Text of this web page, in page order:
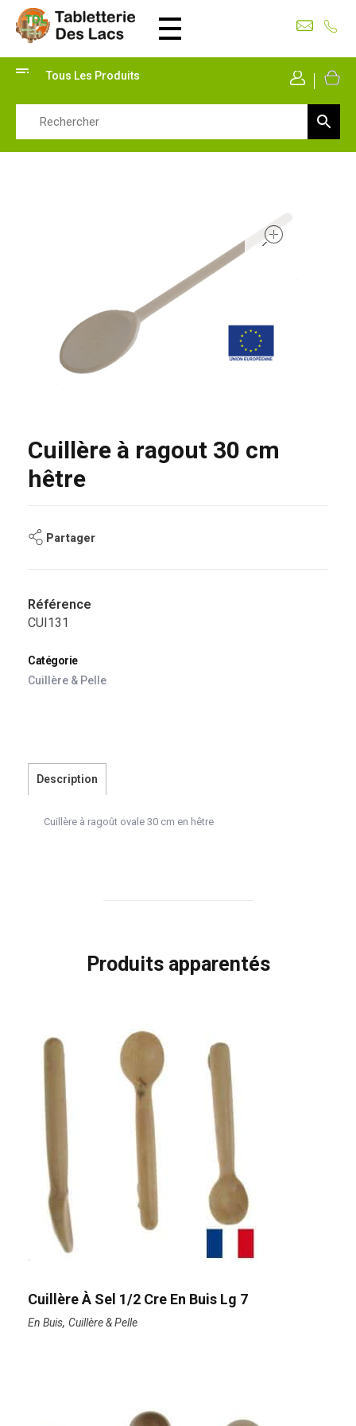
Tabletterie des Lacs
Tous Les Produits Mon
Cuillère à ragout 30 cm
hêtre
Partager
Référence
CUI131
Catégorie
Cuillère & Pelle
Description
Cuillère à ragoût ovale 30 cm en hêtre
Produits apparentés
Cuillère À Sel 1/2 Cre En Buis Lg 7
En Buis, Cuillère & Pelle